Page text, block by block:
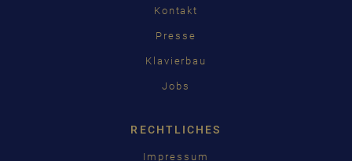
Kontakt
Presse
Klavierbau
Jobs
RECHTLICHES
Impressum